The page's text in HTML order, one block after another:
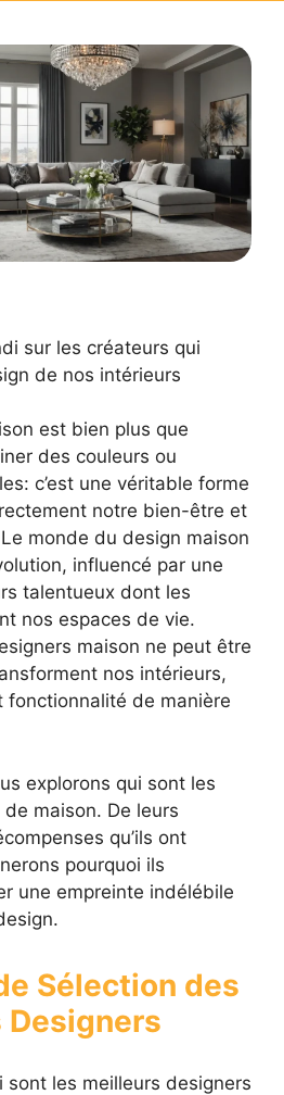
sur les créateurs qui
de nos intérieurs
est bien plus que
des couleurs ou
c’est une véritable forme
notre bien-être et
monde du design maison
influencé par une
talentueux dont les
nos espaces de vie.
maison ne peut être
nos intérieurs,
fonctionnalité de manière
explorons qui sont les
maison. De leurs
qu’ils ont
pourquoi ils
une empreinte indélébile
Sélection des
sont les meilleurs designers